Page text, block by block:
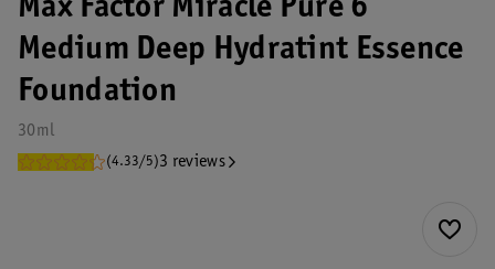
Max Factor Miracle Pure 6
Medium Deep Hydratint Essence
Foundation
30ml
(4.33/5)3 reviews